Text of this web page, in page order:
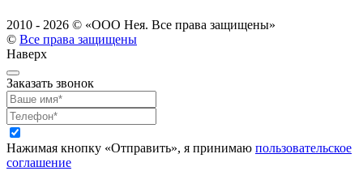
2010 - 2026 © «ООО Нея. Все права защищены»
© Все права защищены
Наверх
Заказать звонок
Нажимая кнопку «Отправить», я принимаю пользовательское
соглашение